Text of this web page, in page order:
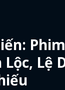
Lộc, Lệ